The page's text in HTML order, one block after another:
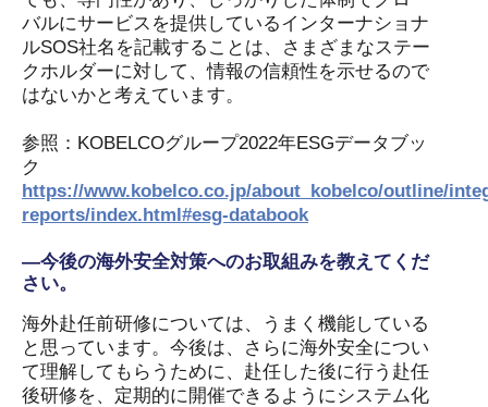
バルにサービスを提供しているインターナショナ
ルSOS社名を記載することは、さまざまなステー
クホルダーに対して、情報の信頼性を示せるので
はないかと考えています。
参照：KOBELCOグループ2022年ESGデータブッ
ク
https://www.kobelco.co.jp/about_kobelco/outline/
reports/index.html#esg-databook
―今後の海外安全対策へのお取組みを教えてくだ
さい。
海外赴任前研修については、うまく機能している
と思っています。今後は、さらに海外安全につい
て理解してもらうために、赴任した後に行う赴任
後研修を、定期的に開催できるようにシステム化